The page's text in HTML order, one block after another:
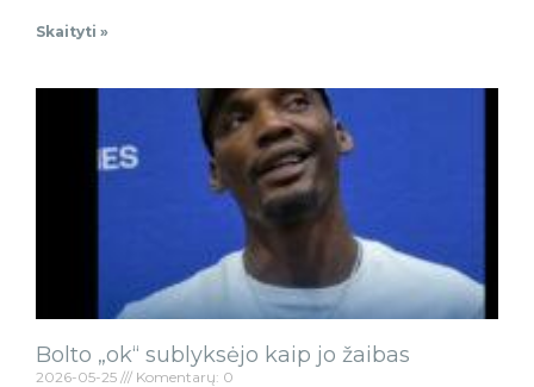
Skaityti »
Bolto „ok“ sublyksėjo kaip jo žaibas
2026-05-25 Komentarų: 0